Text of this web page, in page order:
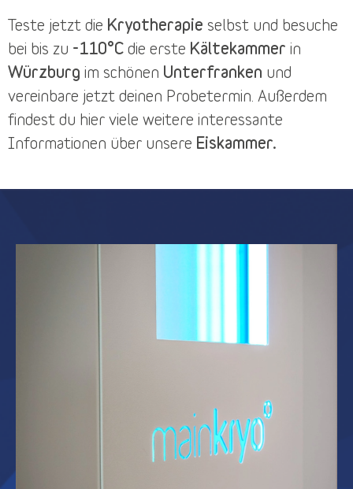
Teste jetzt die Kryotherapie selbst und besuche
bei bis zu -110°C die erste Kältekammer in
Würzburg im schönen Unterfranken und
vereinbare jetzt deinen Probetermin . Außerdem
findest du hier viele weitere interessante
Informationen über unsere Eiskammer.